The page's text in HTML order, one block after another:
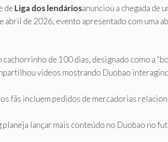
de Liga dos lendáriosanunciou a chegada de
abril de 2026, evento apresentado com uma
cachorrinho de 100 dias, designado como a
vídeos mostrando Duobao
fãs incluem pedidos de mercadorias
planeja lançar mais conteúdo no Duobao no